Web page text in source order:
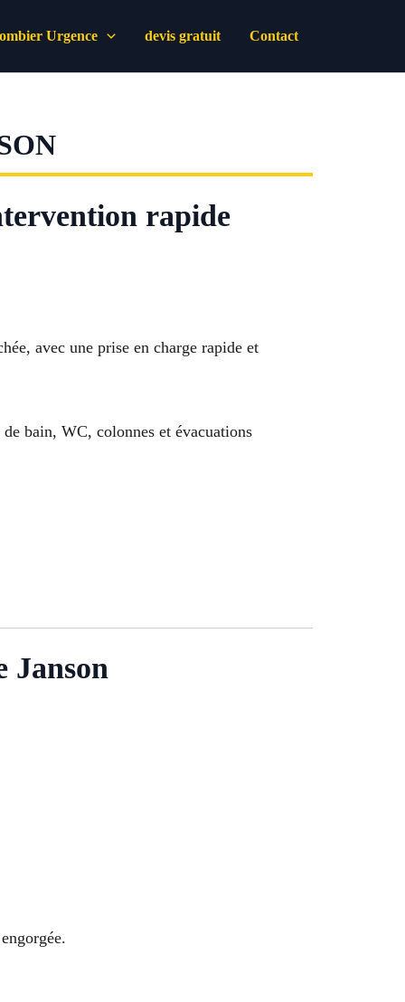
Urgence devis gratuit Contact
rapide
avec une prise en charge rapide et
bain, WC, colonnes et évacuations
Janson